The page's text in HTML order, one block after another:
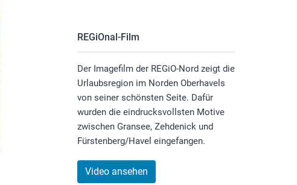
REGiOnal-Film
Der Imagefilm der REGiO-Nord zeigt die
Urlaubsregion im Norden Oberhavels
von seiner schönsten Seite. Dafür
wurden die eindrucksvollsten Motive
zwischen Gransee, Zehdenick und
Fürstenberg/Havel eingefangen.
Video ansehen